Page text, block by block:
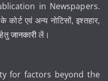
in Newspapers.
एवं अन्य नोटिसों, इश्तहार,
हेतुजानकारीलें।
for factors beyond the